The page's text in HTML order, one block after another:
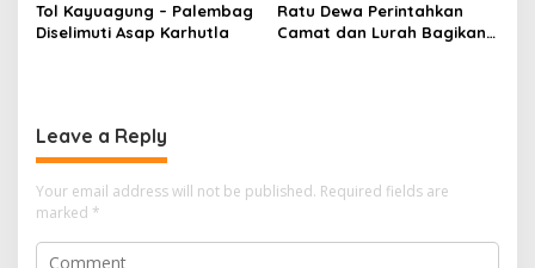
Tol Kayuagung – Palembag
Diselimuti Asap Karhutla
Ratu Dewa Perintahkan
Camat dan Lurah Bagikan
Leave a Reply
Your email address will not be published. Required fields are
marked *